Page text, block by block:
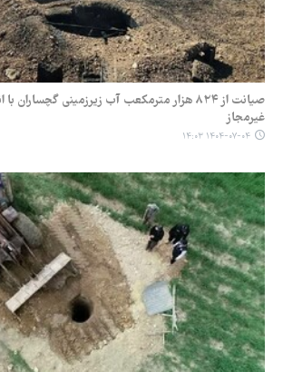
صیانت از ۸۲۴ هزار مترمکعب آب زیرزمینی
غیرمجاز
۱۴۰۴-۰۷-۰۴ ۱۴:۰۳